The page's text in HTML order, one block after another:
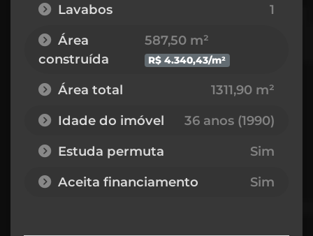
Lavabos
1
Área
construída
587,50 m²
R$ 4.340,43/m²
Área total
1311,90 m²
Idade do imóvel
36 anos (1990)
Estuda permuta
Sim
Aceita financiamento
Sim